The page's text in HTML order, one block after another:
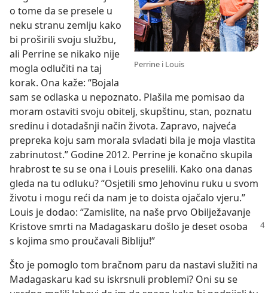
Perrine i Louis
o tome da se presele u
neku stranu zemlju kako
bi proširili svoju službu,
ali Perrine se nikako nije
mogla odlučiti na taj
korak. Ona kaže: “Bojala
sam se odlaska u nepoznato. Plašila me pomisao da
moram ostaviti svoju obitelj, skupštinu, stan, poznatu
sredinu i dotadašnji način života. Zapravo, najveća
prepreka koju sam morala svladati bila je moja vlastita
zabrinutost.” Godine 2012. Perrine je konačno skupila
hrabrost te su se ona i Louis preselili. Kako ona danas
gleda na tu odluku? “Osjetili smo Jehovinu ruku u svom
životu i mogu reći da nam je to doista ojačalo vjeru.”
Louis je dodao: “Zamislite, na naše prvo Obilježavanje
Kristovesmrti na Madagaskaru došlo je deset osoba
s kojima smo proučavali Bibliju!”
Što je pomoglo tom bračnom paru da nastavi služiti na
Madagaskaru kad su iskrsnuli problemi? Oni su se